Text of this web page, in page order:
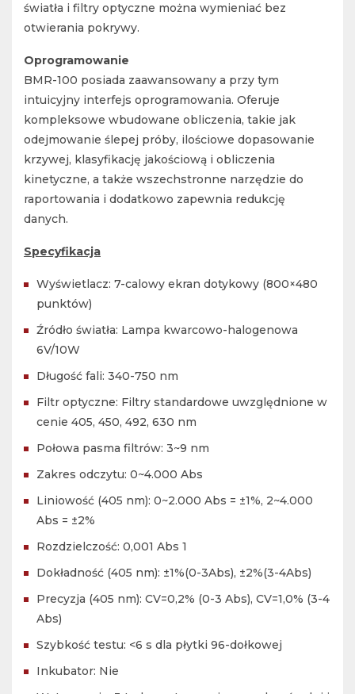
światła i filtry optyczne można wymieniać bez
otwierania pokrywy.
Oprogramowanie
BMR-100 posiada zaawansowany a przy tym
intuicyjny interfejs oprogramowania. Oferuje
kompleksowe wbudowane obliczenia, takie jak
odejmowanie ślepej próby, ilościowe dopasowanie
krzywej, klasyfikację jakościową i obliczenia
kinetyczne, a także wszechstronne narzędzie do
raportowania i dodatkowo zapewnia redukcję
danych.
Specyfikacja
Wyświetlacz: 7-calowy ekran dotykowy (800×480
punktów)
Źródło światła: Lampa kwarcowo-halogenowa
6V/10W
Długość fali: 340-750 nm
Filtr optyczne: Filtry standardowe uwzględnione w
cenie 405, 450, 492, 630 nm
Połowa pasma filtrów: 3~9 nm
Zakres odczytu: 0~4.000 Abs
Liniowość (405 nm): 0~2.000 Abs = ±1%, 2~4.000
Abs = ±2%
Rozdzielczość: 0,001 Abs 1
Dokładność (405 nm): ±1%(0-3Abs), ±2%(3-4Abs)
Precyzja (405 nm): CV=0,2% (0-3 Abs), CV=1,0% (3-4
Abs)
Szybkość testu: <6 s dla płytki 96-dołkowej
Inkubator: Nie